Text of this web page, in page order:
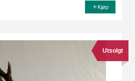
Kjøp
Utsolgt